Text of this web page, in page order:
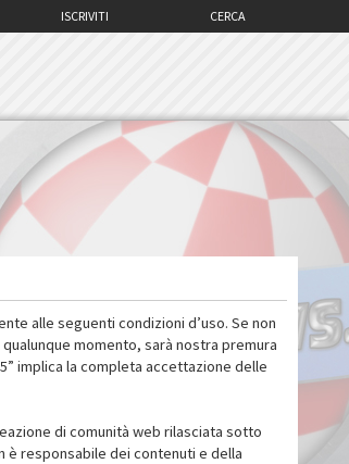
CERCA
ISCRIVITI
alle seguenti condizioni d’uso. Se non
momento, sarà nostra premura
implica la completa accettazione delle
di comunità web rilasciata sotto
è responsabile dei contenuti e della